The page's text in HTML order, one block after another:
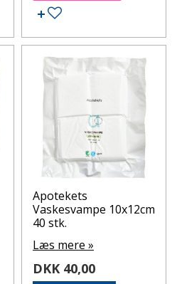
Tilføj til ønskeseddel
Apotekets
Vaskesvampe 10x12cm
40 stk.
Læs mere »
DKK 40,00